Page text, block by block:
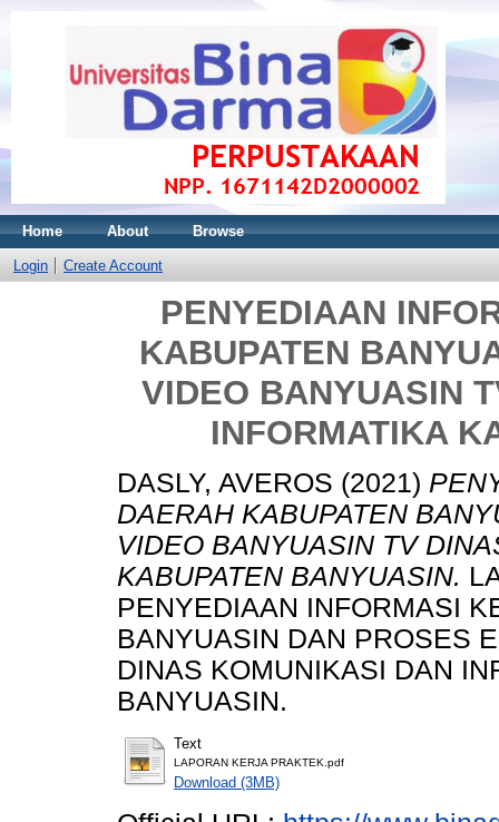
Home About Browse
Login Create Account
PENYEDIAAN
KABUPATEN
VIDEO BANYUASIN
INFORMATIKA
DASLY, AVEROS (2021)
DAERAH KABUPATEN
VIDEO BANYUASIN TV
KABUPATEN BANYUASIN.
PENYEDIAAN INFORMASI
BANYUASIN DAN PROSES
DINAS KOMUNIKASI DAN
BANYUASIN.
Text
LAPORAN KERJA PRAKTEK.pdf
Download (3MB)